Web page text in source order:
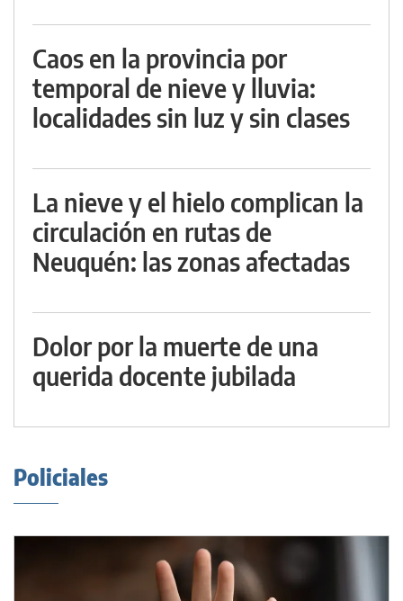
Caos en la provincia por
temporal de nieve y lluvia:
localidades sin luz y sin clases
La nieve y el hielo complican la
circulación en rutas de
Neuquén: las zonas afectadas
Dolor por la muerte de una
querida docente jubilada
Policiales